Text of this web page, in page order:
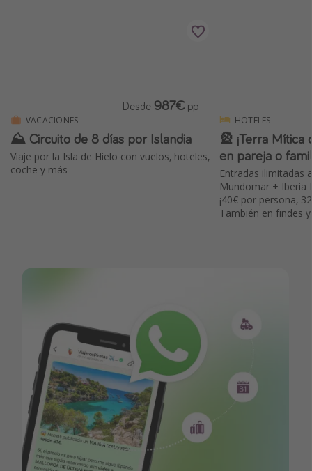
VACACIONES
⛰ Circuito de 8 días por Islandia
Viaje por la Isla de Hielo con vuelos, hoteles,
coche y más
Desde 987€ pp
HOTELES
🎡 ¡Terra
en pareja o
Entradas ilimitadas
Mundomar + Iberia
¡40€ por persona,
También en findes